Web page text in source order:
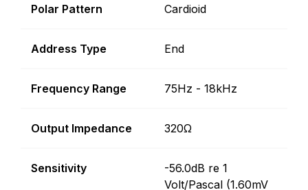
Polar Pattern Cardioid
Address Type End
Frequency Range 75Hz - 18kHz
Output Impedance 320Ω
Sensitivity
-56.0dB re 1
Volt/Pascal (1.60mV